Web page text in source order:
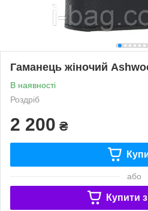
Гаманець жіночий
В наявності
Роздріб
2 200 ₴
або
Купити з